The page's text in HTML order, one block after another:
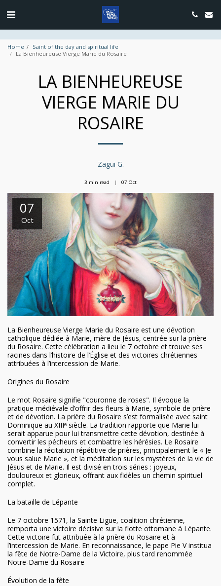
google.com, pub-4889604885818732, DIRECT, f08c47fec0942fa0
Home
Saint of the day and spiritual life
La Bienheureuse Vierge Marie du Rosaire
LA BIENHEUREUSE
VIERGE MARIE DU
ROSAIRE
Zagui G.
3 min read 07Oct
07
Oct
La Bienheureuse Vierge Marie du Rosaire est une dévotion
catholique dédiée à Marie, mère de Jésus, centrée sur la prière
du Rosaire. Cette célébration a lieu le 7 octobre et trouve ses
racines dans l’histoire de l’Église et des victoires chrétiennes
attribuées à l’intercession de Marie.
Origines du Rosaire
Le mot Rosaire signifie "couronne de roses". Il évoque la
pratique médiévale d’offrir des fleurs à Marie, symbole de prière
et de dévotion. La prière du Rosaire s’est formalisée avec saint
Dominique au XIIIᵉ siècle. La tradition rapporte que Marie lui
serait apparue pour lui transmettre cette dévotion, destinée à
convertir les pécheurs et combattre les hérésies. Le Rosaire
combine la récitation répétitive de prières, principalement le « Je
vous salue Marie », et la méditation sur les mystères de la vie de
Jésus et de Marie. Il est divisé en trois séries : joyeux,
douloureux et glorieux, offrant aux fidèles un chemin spirituel
complet.
La bataille de Lépante
Le 7 octobre 1571, la Sainte Ligue, coalition chrétienne,
remporta une victoire décisive sur la flotte ottomane à Lépante.
Cette victoire fut attribuée à la prière du Rosaire et à
l’intercession de Marie. En reconnaissance, le pape Pie V institua
la fête de Notre-Dame de la Victoire, plus tard renommée
Notre-Dame du Rosaire
Évolution de la fête